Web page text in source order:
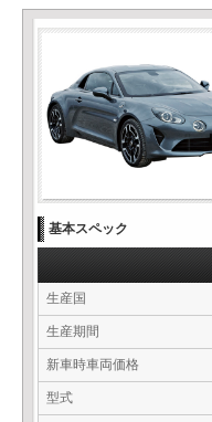
基本スペック
生産国
生産期間
新車時車両価格
型式